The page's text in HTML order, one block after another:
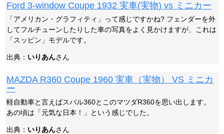
Ford 3-window Coupe 1932 実車(実物) vs ミニカー
「アメリカン・グラフィティ」って感じですかね? フェンダーを外
してフルチューンしたりした車の写真をよく見かけますが、これは
「スッピン」モデルです。
出典： いりあんさん
MAZDA R360 Coupe 1960 実車（実物） VS ミニカ
ー
軽自動車と言えばスバル360とこのマツダR360を思い出します。
あの頃は「元気な日本！」という感じでした。
出典： いりあんさん